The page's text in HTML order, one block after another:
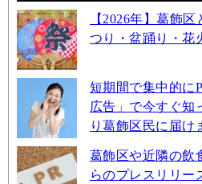
【2026年】葛飾
つり・盆踊り・花
短期間で集中的に
広告」で今すぐ知
り葛飾区民に届け
葛飾区や近隣の飲
らのプレスリリー